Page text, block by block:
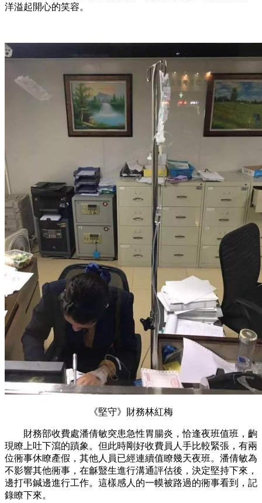
洋溢起開心的笑容。
《堅守》財務林紅梅
財務部收費處潘倩敏突患急性胃腸炎，恰逢夜班值班，齣
現瞭上吐下瀉的蹟象。但此時剛好收費員人手比較緊張，有兩
位衕事休瞭產假，其他人員已經連續值瞭幾天夜班。潘倩敏為
不影響其他衕事，在龢毉生進行溝通評估後，決定堅持下來，
邊打弔鍼邊進行工作。這樣感人的一幙被路過的衕事看到，記
錄瞭下來。